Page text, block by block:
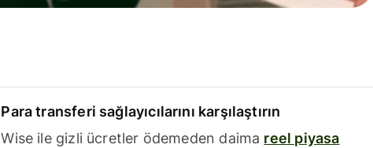
Para transferi sağlayıcılarını karşılaştırın
Wise ile gizli ücretler ödemeden daima reel piyasa